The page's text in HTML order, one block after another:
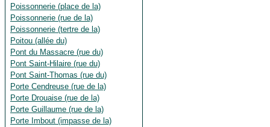
Poissonnerie (place de la)
Poissonnerie (rue de la)
Poissonnerie (tertre de la)
Poitou (allée du)
Pont du Massacre (rue du)
Pont Saint-Hilaire (rue du)
Pont Saint-Thomas (rue du)
Porte Cendreuse (rue de la)
Porte Drouaise (rue de la)
Porte Guillaume (rue de la)
Porte Imbout (impasse de la)